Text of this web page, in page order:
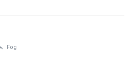
Fоg